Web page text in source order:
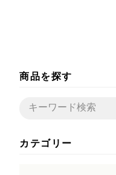
商品を探す
カテゴリー